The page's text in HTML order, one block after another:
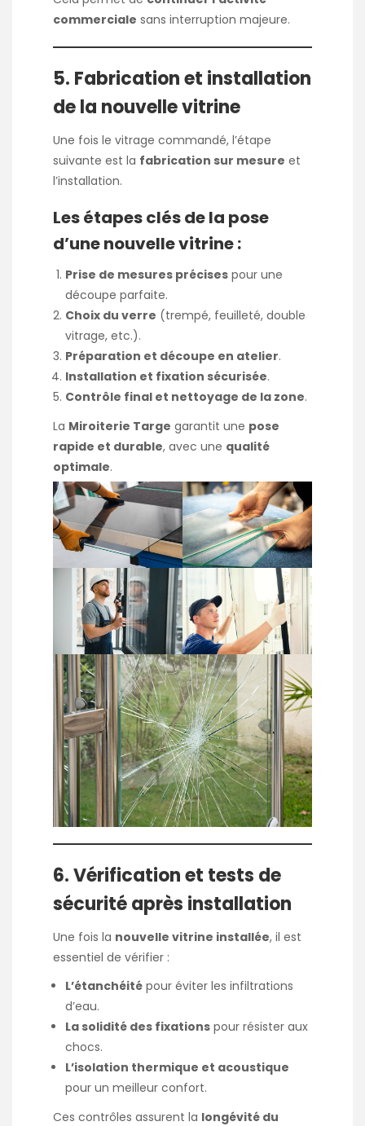
commerciale sans interruption majeure.
5. Fabrication et installation
de la nouvelle vitrine
Une fois le vitrage commandé, l’étape
suivante est la fabrication sur mesure et
l’installation.
Les étapes clés de la pose
d’une nouvelle vitrine :
Prise de mesures précises pour une
découpe parfaite.
Choix du verre (trempé, feuilleté, double
vitrage, etc.).
Préparation et découpe en atelier.
Installation et fixation sécurisée.
Contrôle final et nettoyage de la zone.
La Miroiterie Targe garantit une pose
rapide et durable, avec une qualité
optimale.
6. Vérification et tests de
sécurité après installation
Une fois la nouvelle vitrine installée, il est
essentiel de vérifier :
L’étanchéité pour éviter les infiltrations
d’eau.
La solidité des fixations pour résister aux
chocs.
L’isolation thermique et acoustique
pour un meilleur confort.
Ces contrôles assurent la longévité du